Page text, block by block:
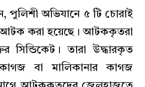
পুলিশী অভিযানে ৫ টি চোরাই
করা হয়েছে। আটককৃতরা
সিন্ডিকেট। তারা উদ্ধারকৃত
বা মালিকানার কাগজ